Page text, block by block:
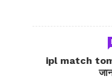
ipl match